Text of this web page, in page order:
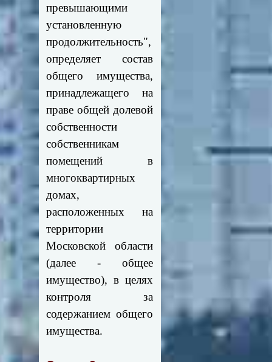
превышающими
установленную
продолжительность",
определяет состав
общего имущества,
принадлежащего на
праве общей долевой
собственности
собственникам
помещений в
многоквартирных
домах,
расположенных на
территории
Московской области
(далее - общее
имущество), в целях
контроля за
содержанием общего
имущества.